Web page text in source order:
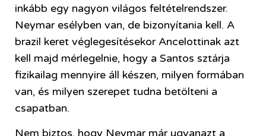
inkább egy nagyon világos feltételrendszer.
Neymar esélyben van, de bizonyítania kell. A
brazil keret véglegesítésekor Ancelottinak azt
kell majd mérlegelnie, hogy a Santos sztárja
fizikailag mennyire áll készen, milyen formában
van, és milyen szerepet tudna betölteni a
csapatban.
Nem biztos, hogy Neymar már ugyanazt a